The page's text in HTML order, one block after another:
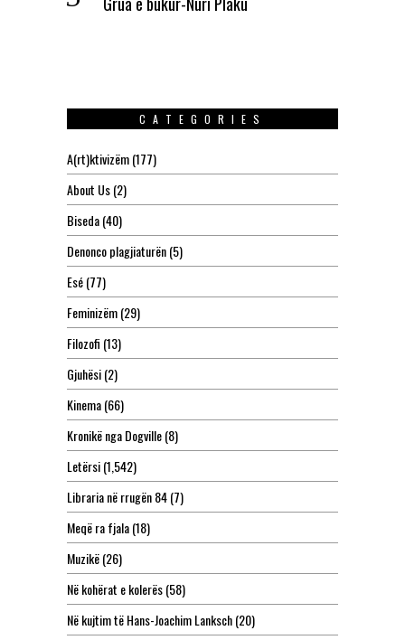
CATEGORIES
A(rt)ktivizëm(177)
About Us(2)
Biseda(40)
Denonco plagjiaturën(5)
Esé(77)
Feminizëm(29)
Filozofi (13)
Gjuhësi(2)
Kinema(66)
Kronikë nga Dogville(8)
Letërsi(1,542)
Libraria në rrugën 84(7)
Meqë ra fjala(18)
Muzikë(26)
Në kohërat e kolerës(58)
Në kujtim të Hans-Joachim Lanksch(20)